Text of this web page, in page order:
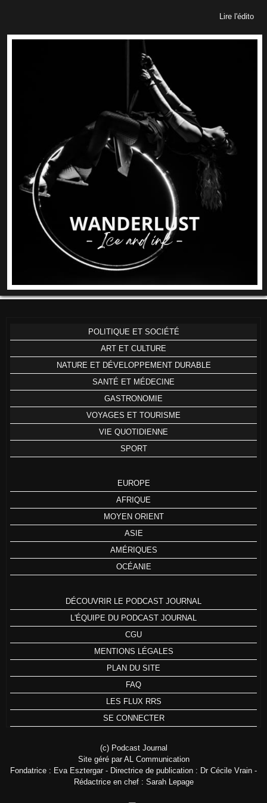
Lire l'édito
POLITIQUE ET SOCIÉTÉ
ART ET CULTURE
NATURE ET DÉVELOPPEMENT DURABLE
SANTÉ ET MÉDECINE
GASTRONOMIE
VOYAGES ET TOURISME
VIE QUOTIDIENNE
SPORT
EUROPE
AFRIQUE
MOYEN ORIENT
ASIE
AMÉRIQUES
OCÉANIE
DÉCOUVRIR LE PODCAST JOURNAL
L'ÉQUIPE DU PODCAST JOURNAL
CGU
MENTIONS LÉGALES
PLAN DU SITE
FAQ
LES FLUX RRS
SE CONNECTER
(c) Podcast Journal
Site géré par AL Communication
Fondatrice : Eva Esztergar - Directrice de publication : Dr Cécile Vrain -
Rédactrice en chef : Sarah Lepage